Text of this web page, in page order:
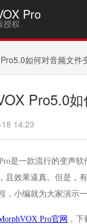
Pro
授权
如何对音频文件
Pro5.0
14:23
是一款流行的变声
且效果逼真。但是，
，小编就为大家演示
Pro官网 ，